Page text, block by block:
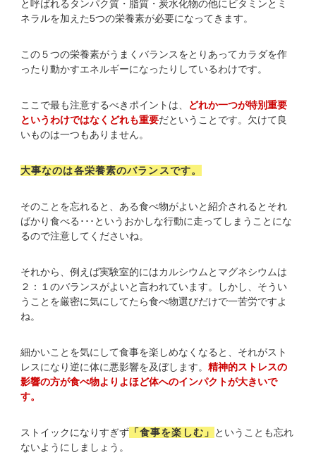
と呼ばれるタンパク質・脂質・炭水化物の他にビタミンとミ
ネラルを加えた5つの栄養素が必要になってきます。
この５つの栄養素がうまくバランスをとりあってカラダを作
ったり動かすエネルギーになったりしているわけです。
ここで最も注意するべきポイントは、
どれか一つが特別重要
というわけではなくどれも重要だということです。欠けて良
いものは一つもありません。
大事なのは各栄養素のバランスです。
そのことを忘れると、ある食べ物がよいと紹介されるとそれ
ばかり食べる･･･というおかしな行動に走ってしまうことにな
るので注意してくださいね。
それから、例えば実験室的にはカルシウムとマグネシウムは
２：１のバランスがよいと言われています。しかし、そうい
うことを厳密に気にしてたら食べ物選びだけで一苦労ですよ
ね。
細かいことを気にして食事を楽しめなくなると、それがスト
レスになり逆に体に悪影響を及ぼします。 精神的ストレスの
影響の方が食べ物よりよほど体へのインパクトが大きいで
す。
ストイックになりすぎず 「食事を楽しむ」
ということも忘れ
ないようにしましょう。